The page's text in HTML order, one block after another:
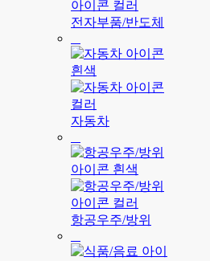
전자부품/반도체
자동차
항공우주/방위